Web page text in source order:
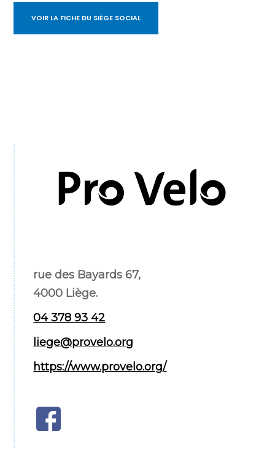
VOIR LA FICHE DU SIÈGE SOCIAL
rue des Bayards 67,
4000 Liège.
04 378 93 42
liege@provelo.org
https://www.provelo.org/